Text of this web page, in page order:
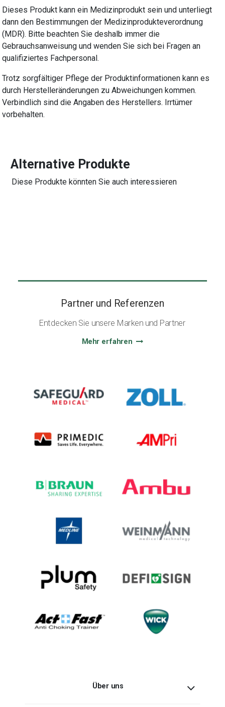
Dieses Produkt kann ein Medizinprodukt sein und unterliegt
dann den Bestimmungen der Medizinprodukteverordnung
(MDR). Bitte beachten Sie deshalb immer die
Gebrauchsanweisung und wenden Sie sich bei Fragen an
qualifiziertes Fachpersonal.
Trotz sorgfältiger Pflege der Produktinformationen kann es
durch Herstelleränderungen zu Abweichungen kommen.
Verbindlich sind die Angaben des Herstellers. Irrtümer
vorbehalten.
Alternative Produkte
Diese Produkte könnten Sie auch interessieren
Partner und Referenzen
Entdecken Sie unsere Marken und Partner
Mehr erfahren
Über uns